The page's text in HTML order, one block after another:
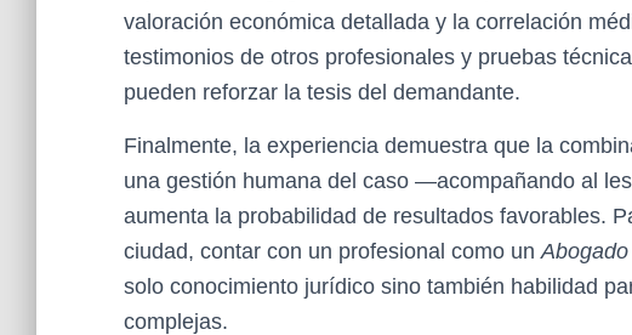
valoración económica detallada y la correlación
testimonios de otros profesionales y pruebas
pueden reforzar la tesis del demandante.
Finalmente, la experiencia demuestra que la
una gestión humana del caso —acompañando al
aumenta la probabilidad de resultados favorables.
ciudad, contar con un profesional como un
solo conocimiento jurídico sino también habilidad
complejas.